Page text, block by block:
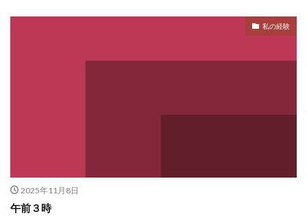
私の経験
2025年11月8日
午前３時